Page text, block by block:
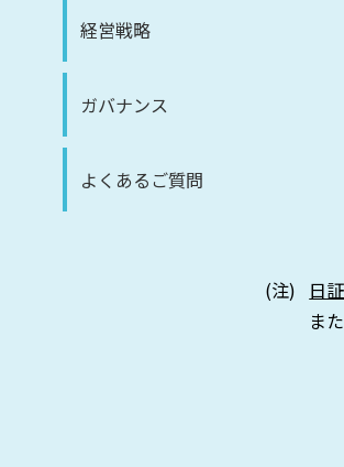
経営戦略
ガバナンス
よくあるご質問
日
ま